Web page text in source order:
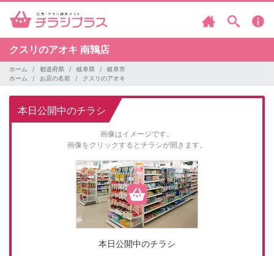
クスリのアオキ 南鶉店
ホーム 都道府県 岐阜県
岐阜市
ホーム
お店の名前 クスリのアオキ
本日公開中のチラシ
画像はイメージです。
画像をクリックするとチラシが開きます。
本日公開中のチラシ